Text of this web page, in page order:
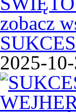
zobacz
2025-